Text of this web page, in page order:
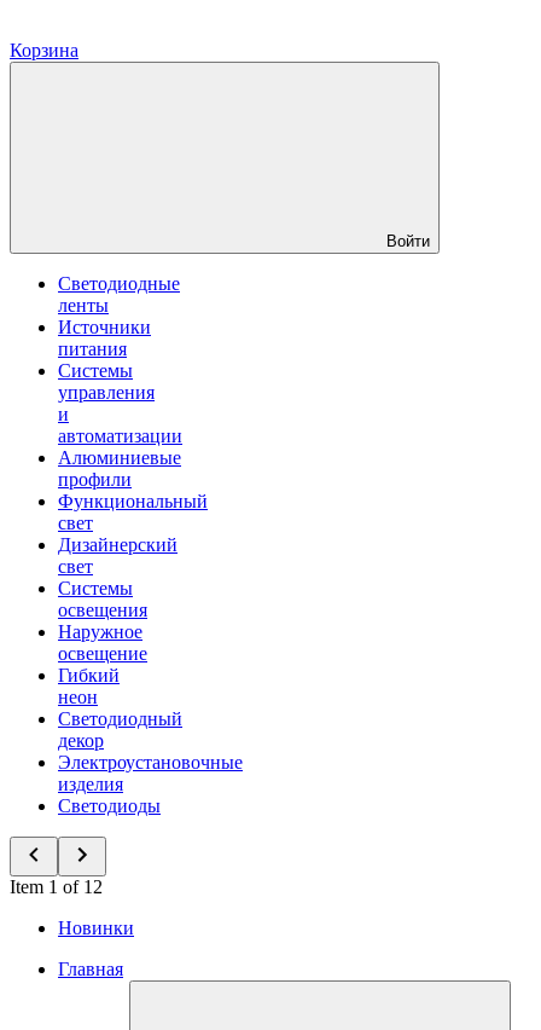
Корзина
Войти
Светодиодные
ленты
Источники
питания
Системы
управления
и
автоматизации
Алюминиевые
профили
Функциональный
свет
Дизайнерский
свет
Системы
освещения
Наружное
освещение
Гибкий
неон
Светодиодный
декор
Электроустановочные
изделия
Светодиоды
Item 1 of 12
Новинки
Главная